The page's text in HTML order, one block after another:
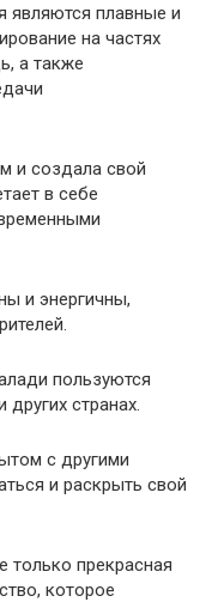
являются плавные и
на частях
а также
и создала свой
в себе
и энергичны,
пользуются
странах.
с другими
и раскрыть свой
только прекрасная
которое